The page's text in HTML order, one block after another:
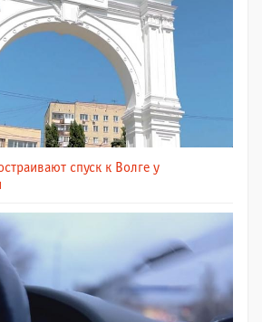
спуск к Волге у